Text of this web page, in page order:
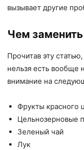
вызывает другие
Чем
Прочитав эту
нельзя есть вообще
внимание на
Фрукты красного
Цельнозерновые
Зеленый чай
Лук